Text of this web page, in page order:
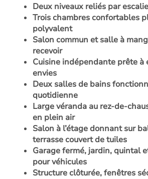
Deux niveaux reliés par
Trois chambres confortables
polyvalent
Salon commun et salle à
recevoir
Cuisine indépendante prête à
envies
Deux salles de bains
quotidienne
Large véranda au rez-de-
en plein air
Salon à l’étage donnant sur
terrasse couvert de tuiles
Garage fermé, jardin, quintal
pour véhicules
Structure clôturée, fenêtres